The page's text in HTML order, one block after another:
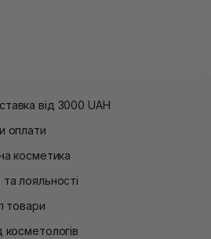
від 3000 UAH
оплати
косметика
лояльності
товари
косметологів